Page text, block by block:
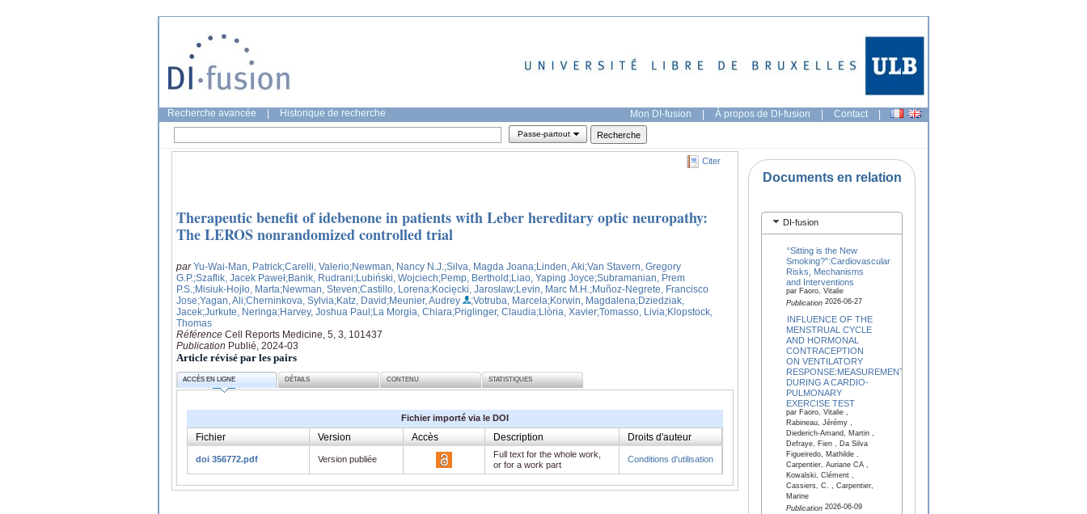
Recherche avancée Historique de recherche Mon DI-fusion | À propos de DI-fusion | Contact |
Passe-partout
Citer
Therapeutic benefit of idebenone in patients with Leber hereditary optic neuropathy:
The LEROS nonrandomized controlled trial
parYu-Wai-Man, Patrick;Carelli, Valerio;Newman, Nancy N.J. ;Silva, Magda Joana;Linden, Aki;Van Stavern, Gregory
G.P.;Szaflik, Jacek Paweł;Banik, Rudrani;Lubiński, Wojciech;Pemp, Berthold;Liao, Yaping Joyce;Subramanian, Prem
P.S. ;Misiuk-Hojło, Marta;Newman, Steven;Castillo, Lorena;Kocięcki, Jarosław;Levin, Marc M.H. ;Muñoz-Negrete, Francisco
Jose;Yagan, Ali;Cherninkova, Sylvia;Katz, David;Meunier, Audrey ;Votruba, Marcela;Korwin, Magdalena;Dziedziak,
Jacek;Jurkute, Neringa;Harvey, Joshua Paul;La Morgia, Chiara;Priglinger, Claudia;Llòria, Xavier;Tomasso, Livia;Klopstock,
Thomas
Référence Cell Reports Medicine, 5, 3, 101437
Publication Publié, 2024-03
Article révisé par les pairs
ACCÈS EN LIGNE DÉTAILS CONTENU STATISTIQUES
Fichier importé via le DOI
Fichier Version Accès Description Droits d'auteur
doi 356772.pdf Version publiée
Full text for the whole work,
or for a work part
Conditions d'utilisation
Documents en relation
DI-fusion
“Sitting is the New
Smoking?”:Cardiovascular
Risks, Mechanisms
and Interventions
par Faoro, Vitalie
Publication2026-06-27
INFLUENCE OF THE
MENSTRUAL CYCLE
AND HORMONAL
CONTRACEPTION
ON VENTILATORY
RESPONSE:MEASUREMENTS
DURING A CARDIO-
PULMONARY
EXERCISE TEST
par Faoro, Vitalie ,
Rabineau, Jérémy ,
Diederich-Amand, Martin ,
Defraye, Fien , Da Silva
Figueiredo, Mathilde ,
Carpentier, Auriane CA ,
Kowalski, Clément ,
Cassiers, C. , Carpentier,
Marine
Publication2026-06-09